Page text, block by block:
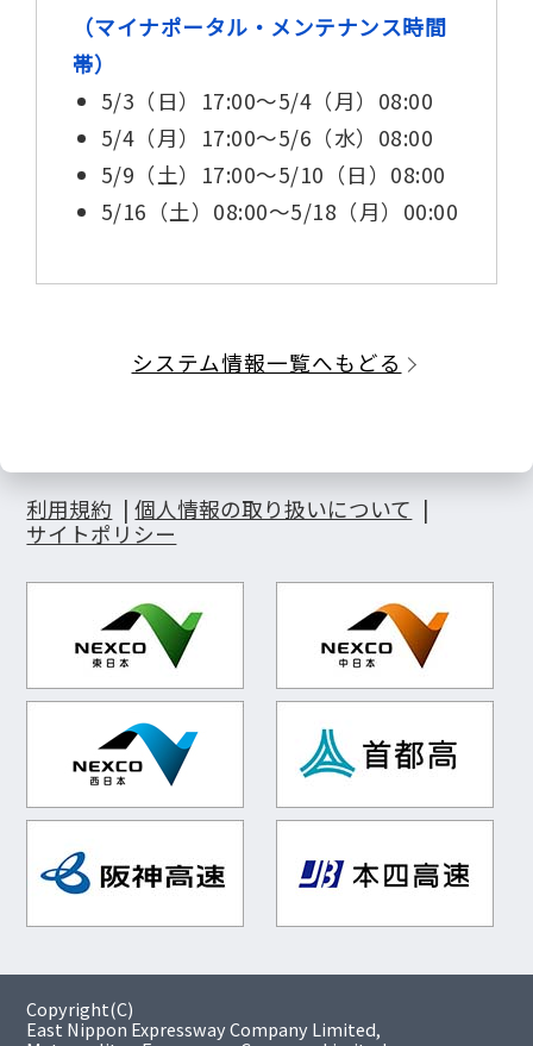
（マイナポータル・メンテナンス時間
帯）
5/3（日）17:00～5/4（月）08:00
5/4（月）17:00～5/6（水）08:00
5/9（土）17:00～5/10（日）08:00
5/16（土）08:00～5/18（月）00:00
システム情報一覧へもどる
利用規約
個人情報の取り扱いについて
サイトポリシー
Copyright(C)
East Nippon Expressway Company Limited,